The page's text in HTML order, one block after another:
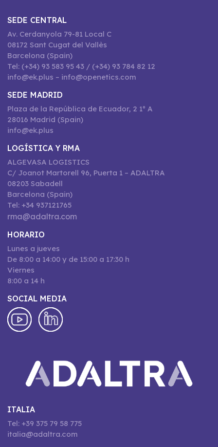
SEDE CENTRAL
Av. Cerdanyola 79-81 Local C
08172 Sant Cugat del Vallès
Barcelona (Spain)
Tel: (+34) 93 583 95 43 / (+34) 93 784 82 12
info@ek.plus – info@openetics.com
SEDE MADRID
Plaza de la República de Ecuador, 2 1º A
28016 Madrid (Spain)
info@ek.plus
LOGÍSTICA Y RMA
ALGEVASA LOGISTICS
C/ Joanot Martorell 96, Puerta 1 – ADALTRA
08203 Sabadell
Barcelona (Spain)
Tel: +34 937121765
rma@adaltra.com
HORARIO
Lunes a jueves
De 8:00 a 14:00 y de 15:00 a 17:30 h
Viernes
8:00 a 14 h
SOCIAL MEDIA
ITALIA
Tel: +39 375 79 58 775
italia@adaltra.com